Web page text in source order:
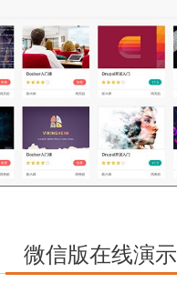
微信版在线演示